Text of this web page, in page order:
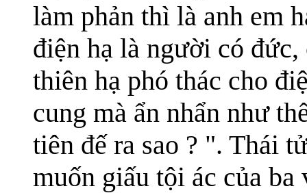
làm phản thì là anh em
điện hạ là người có
thiên hạ phó thác cho
cung mà ẩn nhẩn như
tiên đế ra sao ? ". Thái
muốn giấu tội ác của